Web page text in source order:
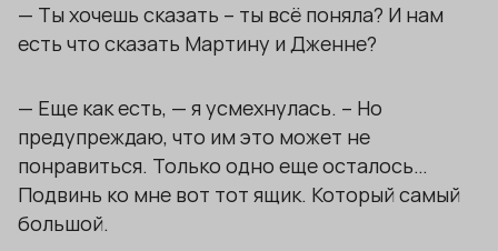
— Ты хочешь сказать – ты всё поняла? И нам
есть что сказать Мартину и Дженне?
— Еще как есть, — я усмехнулась. – Но
предупреждаю, что им это может не
понравиться. Только одно еще осталось…
Подвинь ко мне вот тот ящик. Который самый
большой.